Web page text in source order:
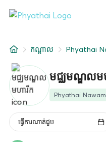
អំពីពួកយើង
សាខាមន្ទីរពេទ្យ
កណ្តាល Phyathai
មជ្ឈមណ្ឌលម
Phyathai
ធ្វើការណាត់ជួប